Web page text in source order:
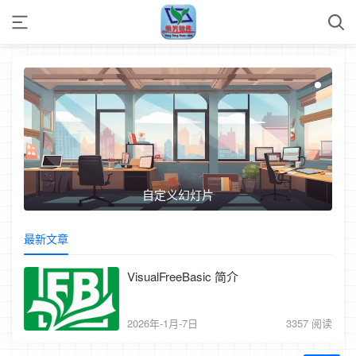
自定义幻灯片
最新文章
VisualFreeBasic 简介
2026年-1月-7日 3357 阅读